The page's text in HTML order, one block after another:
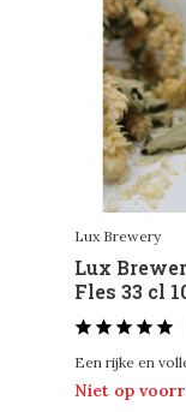
Lux Brewery
Lux
Fles 33 cl
Een rijke en
Niet op